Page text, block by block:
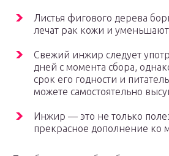
Листья фигового дерева
лечат рак кожи и
Свежий инжир следует
дней с момента сбора,
срок его годности и
можете самостоятельно
Инжир — это не только
прекрасное дополнение ко